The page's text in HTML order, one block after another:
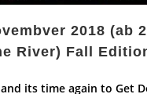
2018 (ab
River) Fall
its time again to Get